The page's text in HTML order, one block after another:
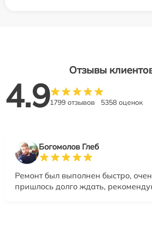
Отзывы
4.91799 отзывов 5358 оценок
Богомолов Глеб
Ремонт был выполнен быстро,
пришлось долго ждать,